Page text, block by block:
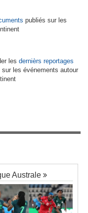
publiés sur les
les dernièrs reportages
sur les événements autour
Australe